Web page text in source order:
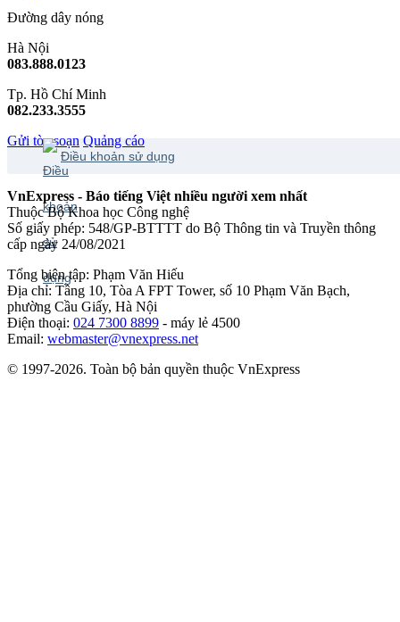
Đường dây nóng
Hà Nội
083.888.0123
Tp. Hồ Chí Minh
082.233.3555
Gửi tòa soạn Quảng cáo
Điều khoản sử dụng
VnExpress - Báo tiếng Việt nhiều người xem nhất
Thuộc Bộ Khoa học Công nghệ
Số giấy phép: 548/GP-BTTTT do Bộ Thông tin và Truyền thông
cấp ngày 24/08/2021
Tổng biên tập: Phạm Văn Hiếu
Địa chỉ: Tầng 10, Tòa A FPT Tower, số 10 Phạm Văn Bạch,
phường Cầu Giấy, Hà Nội
Điện thoại: 024 7300 8899 - máy lẻ 4500
Email: webmaster@vnexpress.net
© 1997-2026. Toàn bộ bản quyền thuộc VnExpress